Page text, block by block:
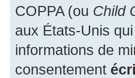
COPPA (ou Child
aux États-Unis
informations de
consentement